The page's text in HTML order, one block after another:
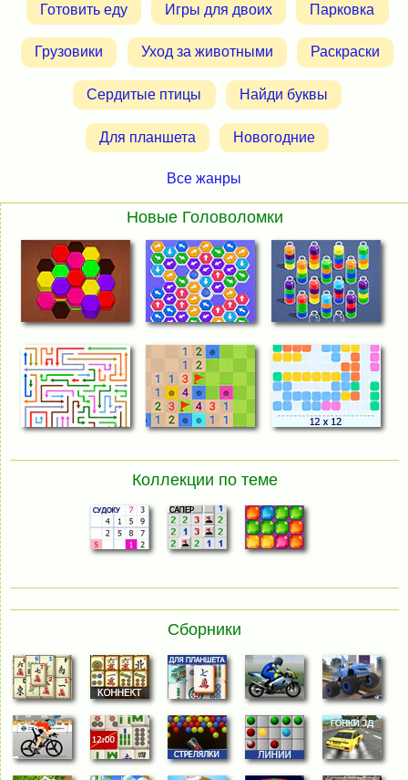
Готовить еду Игры для двоих Парковка
Грузовики Уход за животными Раскраски
Сердитые птицы Найди буквы
Для планшета Новогодние
Все жанры
Новые Головоломки
Коллекции по теме
Сборники